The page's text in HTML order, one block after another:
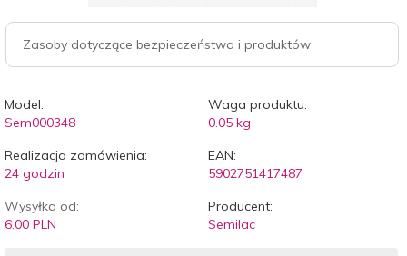
Zasoby dotyczące bezpieczeństwa i produktów
Model:
Sem000348
Waga produktu:
0.05 kg
Realizacja zamówienia:
24 godzin
EAN:
5902751417487
Wysyłka od:
6.00 PLN
Producent:
Semilac